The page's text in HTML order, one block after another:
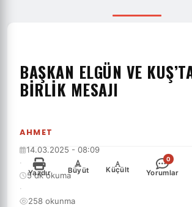
AHMET
BAŞKAN ELGÜN VE
BİRLİK MESAJI
14.03.2025 - 08:09
·
5 dk okuma
·
258 okunma
Yazdır
+
Büyüt
-
Küçült
0
Yorumlar